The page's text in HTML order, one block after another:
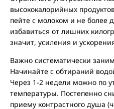
высококалорийных
пейте с молоком и не более
избавиться от лишних
значит, усиления и
Важно систематически
Начинайте с обтираний
Через 1-2 недели можно по
температуры. Постепенно
приему контрастного душа